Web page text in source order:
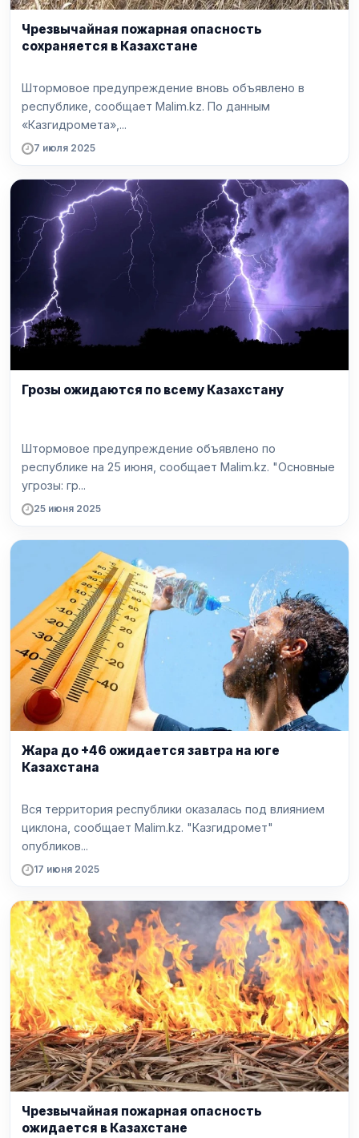
Чрезвычайная пожарная опасность
сохраняется в Казахстане
Штормовое предупреждение вновь объявлено в
республике, сообщает Malim.kz. По данным
«Казгидромета»,...
7 июля 2025
Грозы ожидаются по всему Казахстану
Штормовое предупреждение объявлено по
республике на 25 июня, сообщает Malim.kz. "Основные
угрозы: гр...
25 июня 2025
Жара до +46 ожидается завтра на юге
Казахстана
Вся территория республики оказалась под влиянием
циклона, сообщает Malim.kz. "Казгидромет"
опубликов...
17 июня 2025
Чрезвычайная пожарная опасность
ожидается в Казахстане